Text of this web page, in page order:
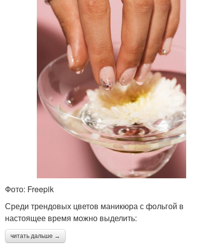
Фото: Freepik
Среди трендовых цветов маникюра с фольгой в
настоящее время можно выделить:
читать дальше →